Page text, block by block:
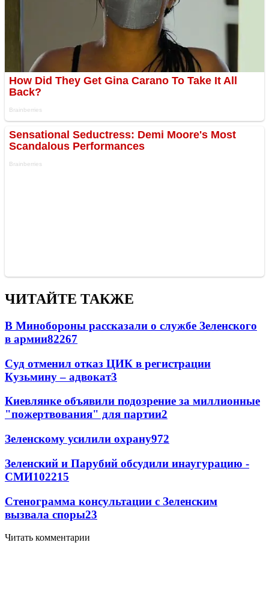
ЧИТАЙТЕ ТАКЖЕ
В Минобороны рассказали о службе Зеленского
в армии82267
Суд отменил отказ ЦИК в регистрации
Кузьмину – адвокат3
Киевлянке объявили подозрение за миллионные
"пожертвования" для партии2
Зеленскому усилили охрану972
Зеленский и Парубий обсудили инаугурацию -
СМИ102215
Стенограмма консультации с Зеленским
вызвала споры23
Читать комментарии